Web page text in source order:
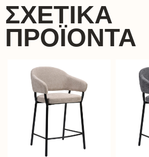
ΣΧΕΤΙΚΆ
ΠΡΟΪΌΝΤΑ